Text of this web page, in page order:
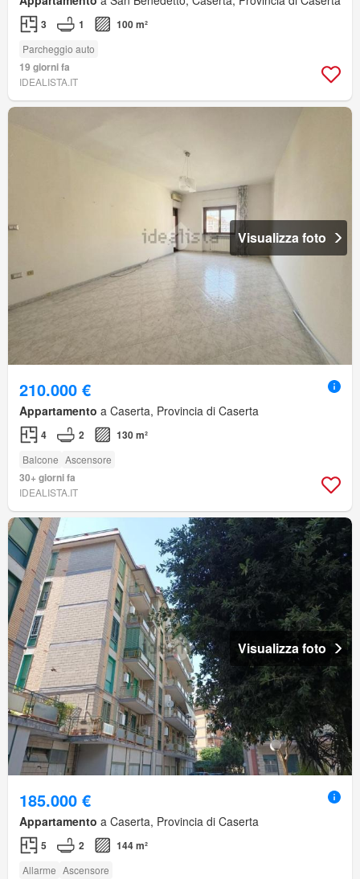
3 1 100 m²
Parcheggio auto
19 giorni fa
IDEALISTA.IT
Visualizza foto
210.000 €
Appartamento a Caserta, Provincia di Caserta
4 2 130 m²
Balcone Ascensore
30+ giorni fa
IDEALISTA.IT
Visualizza foto
185.000 €
Appartamento a Caserta, Provincia di Caserta
5 2 144 m²
Allarme Ascensore